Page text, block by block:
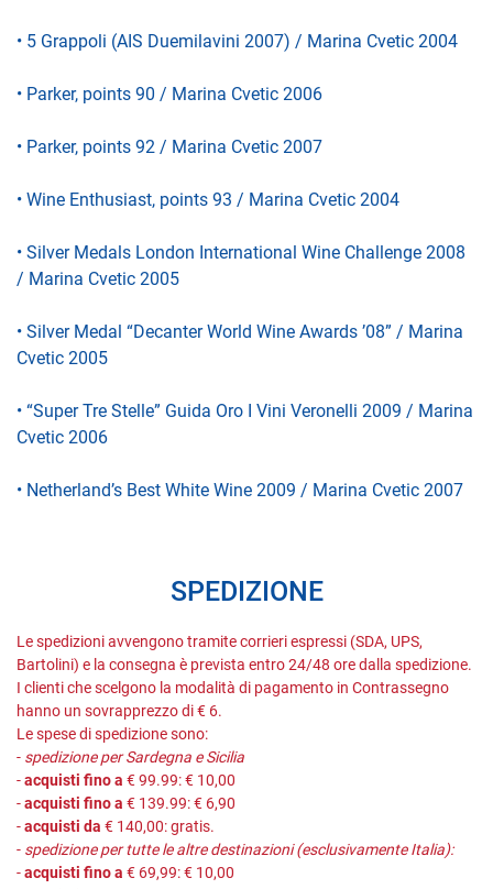
• 5 Grappoli (AIS Duemilavini 2007) / Marina Cvetic 2004
• Parker, points 90 / Marina Cvetic 2006
• Parker, points 92 / Marina Cvetic 2007
• Wine Enthusiast, points 93 / Marina Cvetic 2004
• Silver Medals London International Wine Challenge 2008
/ Marina Cvetic 2005
• Silver Medal “Decanter World Wine Awards ’08” / Marina
Cvetic 2005
• “Super Tre Stelle” Guida Oro I Vini Veronelli 2009 / Marina
Cvetic 2006
• Netherland’s Best White Wine 2009 / Marina Cvetic 2007
SPEDIZIONE
Le spedizioni avvengono tramite corrieri espressi (SDA, UPS,
Bartolini) e la consegna è prevista entro 24/48 ore dalla spedizione.
I clienti che scelgono la modalità di pagamento in Contrassegno
hanno un sovrapprezzo di € 6.
Le spese di spedizione sono:
- spedizione per Sardegna e Sicilia
-acquisti fino a € 99.99: € 10,00
-acquisti fino a € 139.99: € 6,90
-acquisti da € 140,00: gratis.
- spedizione per tutte le altre destinazioni (esclusivamente Italia):
-acquisti fino a € 69,99: € 10,00